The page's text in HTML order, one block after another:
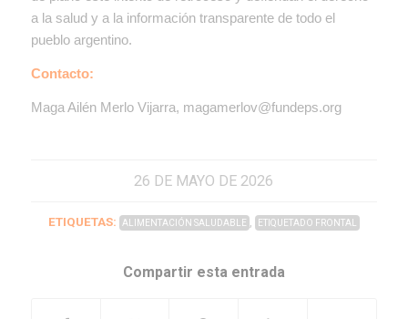
a la salud y a la información transparente de todo el
pueblo argentino.
Contacto:
Maga Ailén Merlo Vijarra, magamerlov@fundeps.org
26 DE MAYO DE 2026
ETIQUETAS: ALIMENTACIÓN SALUDABLE , ETIQUETADO FRONTAL
Compartir esta entrada